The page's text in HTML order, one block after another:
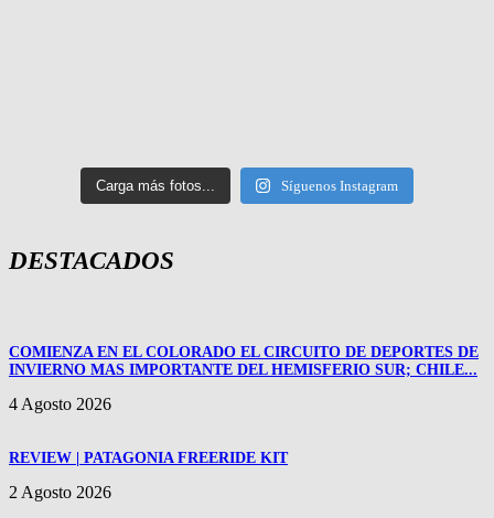
Carga más fotos... Síguenos Instagram
DESTACADOS
COMIENZA EN EL COLORADO EL CIRCUITO DE DEPORTES DE
INVIERNO MAS IMPORTANTE DEL HEMISFERIO SUR; CHILE...
4 Agosto 2026
REVIEW | PATAGONIA FREERIDE KIT
2 Agosto 2026